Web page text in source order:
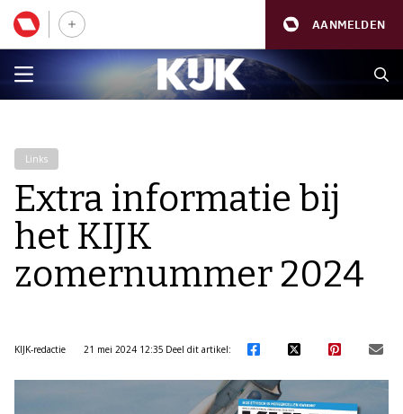
AANMELDEN
Links
Extra informatie bij
het KIJK
zomernummer 2024
KIJK-redactie 21 mei 2024 12:35 Deel dit artikel: